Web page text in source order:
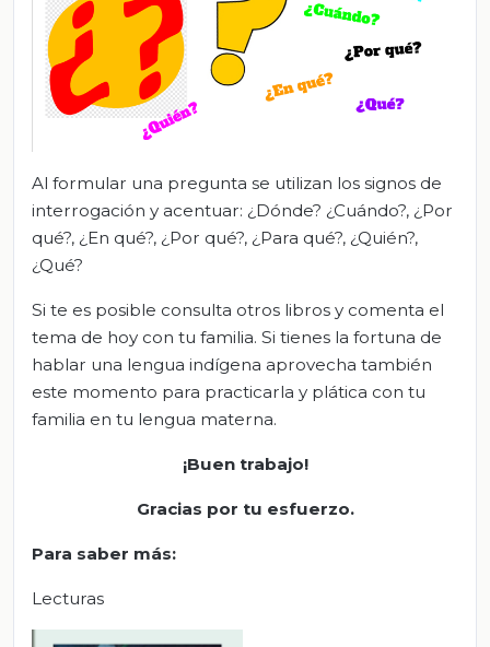
Al formular una pregunta se utilizan los signos de
interrogación y acentuar: ¿Dónde? ¿Cuándo?, ¿Por
qué?, ¿En qué?, ¿Por qué?, ¿Para qué?, ¿Quién?,
¿Qué?
Si te es posible consulta otros libros y comenta el
tema de hoy con tu familia. Si tienes la fortuna de
hablar una lengua indígena aprovecha también
este momento para practicarla y plática con tu
familia en tu lengua materna.
¡Buen trabajo!
Gracias por tu esfuerzo.
Para saber más:
Lecturas